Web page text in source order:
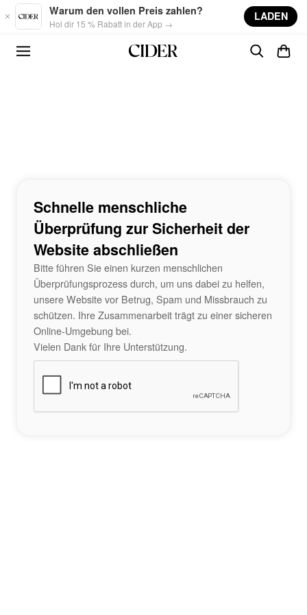
Skip to main content
Warum den vollen Preis zahlen?
Hol dir 15 % Rabatt in der App →
LADEN
Schnelle menschliche
Überprüfung zur Sicherheit der
Website abschließen
Bitte führen Sie einen kurzen menschlichen
Überprüfungsprozess durch, um uns dabei zu helfen,
unsere Website vor Betrug, Spam und Missbrauch zu
schützen. Ihre Zusammenarbeit trägt zu einer sicheren
Online-Umgebung bei.
Vielen Dank für Ihre Unterstützung.